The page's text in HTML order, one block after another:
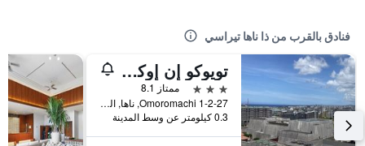
فنادق بالقرب من ذا ناها تيراسي
تويوكو إن إوكيناوا ناها شينتوشين أوموروماتشي
3 نجوم
ممتاز 8.1
Omoromachi 1-2-27, ناها, اليابان
0.3 كيلومتر عن وسط المدينة